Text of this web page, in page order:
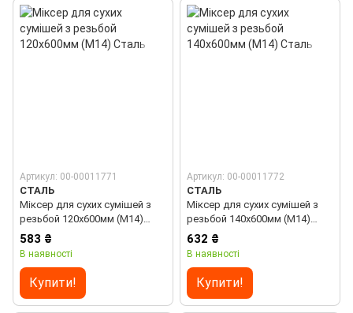
Артикул: 00-00011771
СТАЛЬ
Міксер для сухих сумішей з
резьбой 120х600мм (М14)
Сталь
583 ₴
В наявності
Купити!
Артикул: 00-00011772
СТАЛЬ
Міксер для сухих сумішей з
резьбой 140х600мм (М14)
Сталь
632 ₴
В наявності
Купити!